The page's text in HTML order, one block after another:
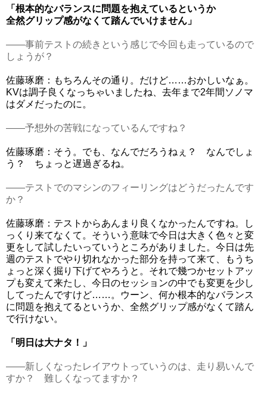
「根本的なバランスに問題を抱えているというか
全然グリップ感がなくて踏んでいけません」
――事前テストの続きという感じで今回も走っているので
しょうが？
佐藤琢磨：もちろんその通り。だけど……おかしいなぁ。
KVは調子良くなっちゃいましたね、去年まで2年間ソノマ
はダメだったのに。
――予想外の苦戦になっているんですね？
佐藤琢磨：そう。でも、なんでだろうねぇ？ なんでしょ
う？ ちょっと遅過ぎるね。
――テストでのマシンのフィーリングはどうだったんです
か？
佐藤琢磨：テストからあんまり良くなかったんですね。し
っくり来てなくて。そういう意味で今日は大きく色々と変
更をして試したいっていうところがありました。今日は先
週のテストでやり切れなかった部分を持って来て、もうち
ょっと深く掘り下げてやろうと。それで幾つかセットアッ
プも変えて来たし、今日のセッションの中でも変更を少し
してったんですけど……。ウーン、何か根本的なバランス
に問題を抱えてるというか、全然グリップ感がなくて踏ん
で行けない。
「明日は大ナタ！」
――新しくなったレイアウトっていうのは、走り易いんで
すか？ 難しくなってますか？